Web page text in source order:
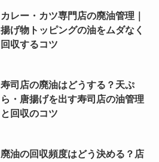
カレー・カツ専門店の廃油管理｜
揚げ物トッピングの油をムダなく
回収するコツ
寿司店の廃油はどうする？天ぷ
ら・唐揚げを出す寿司店の油管理
と回収のコツ
廃油の回収頻度はどう決める？店